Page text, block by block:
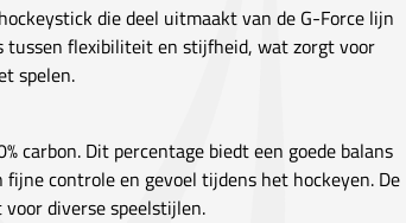
die deel uitmaakt van de G-Force lijn
tussen flexibiliteit en stijfheid, wat zorgt voor
spelen.
carbon. Dit percentage biedt een goede balans
controle en gevoel tijdens het hockeyen. De
diverse speelstijlen.